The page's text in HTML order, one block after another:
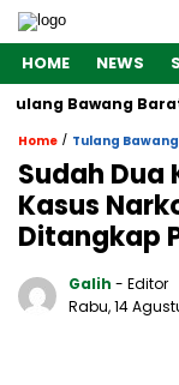
HOME NEWS
Bawang Barat
Home / Tulang Bawang
Sudah Dua
Kasus
Ditangkap
Galih - Editor
Rabu, 14